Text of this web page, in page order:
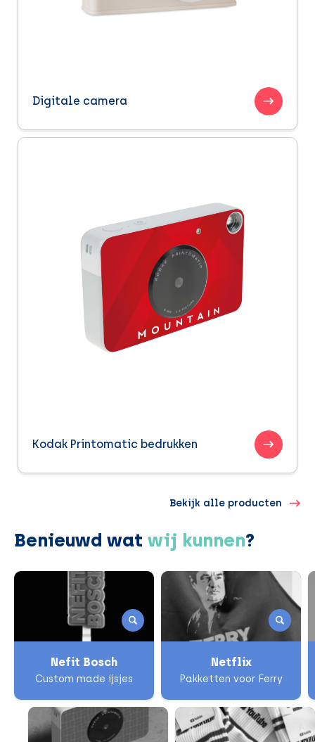
Digitale camera
Kodak Printomatic bedrukken
Bekijk alle producten
Benieuwd wat wij kunnen?
Nefit Bosch
Custom made ijsjes
Netflix
Pakketten voor Ferry